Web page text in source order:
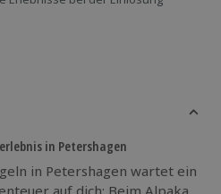
in Petershagen
in Petershagen wartet ein
auf dich: Beim Alpaka